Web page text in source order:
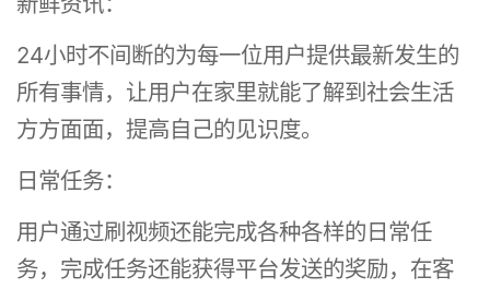
24小时不间断的为每一位用户提供最新发生的
所有事情，让用户在家里就能了解到社会生活
方方面面，提高自己的见识度。
日常任务：
用户通过刷视频还能完成各种各样的日常任
务，完成任务还能获得平台发送的奖励，在客